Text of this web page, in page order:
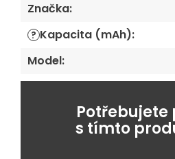
Značka:
? Kapacita (mAh):
Model:
s tímto